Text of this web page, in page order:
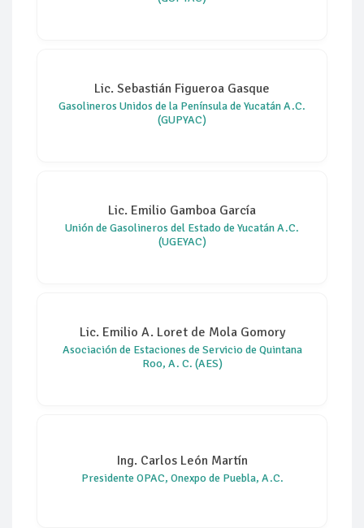
Lic. Sebastián Figueroa Gasque
Gasolineros Unidos de la Península de Yucatán A.C.
(GUPYAC)
Lic. Emilio Gamboa García
Unión de Gasolineros del Estado de Yucatán A.C.
(UGEYAC)
Lic. Emilio A. Loret de Mola Gomory
Asociación de Estaciones de Servicio de Quintana
Roo, A. C. (AES)
Ing. Carlos León Martín
Presidente OPAC, Onexpo de Puebla, A.C.